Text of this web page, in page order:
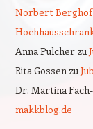
Norbert Berghof
Anna Pulcherzu
Rita Gossen zu
Dr. Martina
makkblog.de